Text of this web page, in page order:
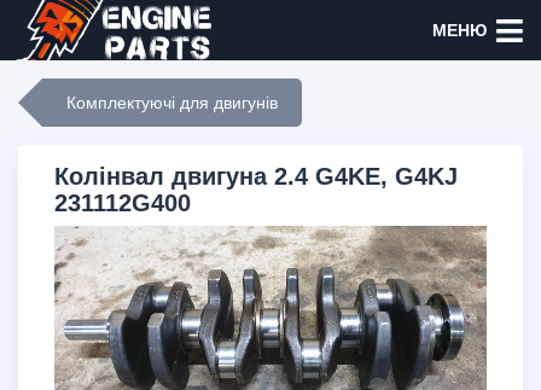
МЕНЮ
Комплектуючі для двигунів
Колінвал двигуна 2.4 G4KE, G4KJ
231112G400